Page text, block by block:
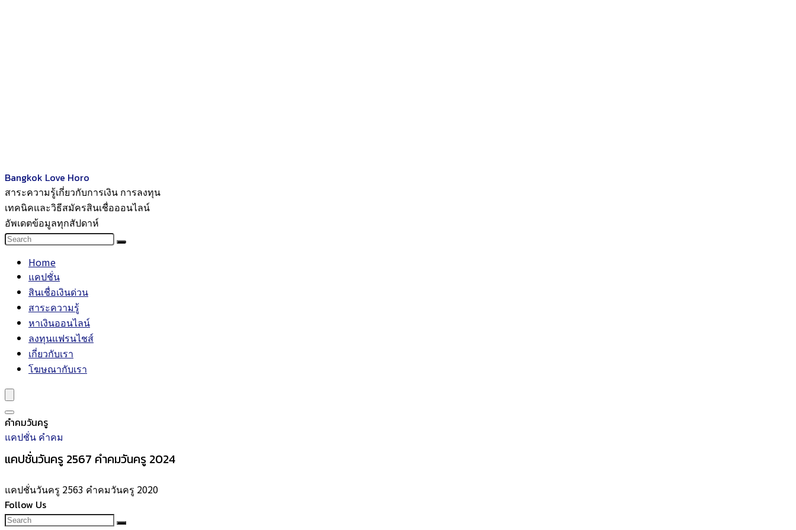
Bangkok Love Horo
สาระความรู้เกี่ยวกับการเงิน การลงทุน
เทคนิคและวิธีสมัครสินเชื่อออนไลน์
อัพเดตข้อมูลทุกสัปดาห์
Home
แคปชั่น
สินเชื่อเงินด่วน
สาระความรู้
หาเงินออนไลน์
ลงทุนแฟรนไชส์
เกี่ยวกับเรา
โฆษณากับเรา
คำคมวันครู
แคปชั่น คำคม
แคปชั่นวันครู 2567 คำคมวันครู 2024
แคปชั่นวันครู 2563 คำคมวันครู 2020
Follow Us